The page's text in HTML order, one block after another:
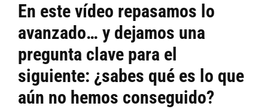
En este vídeo repasamos lo
avanzado… y dejamos una
pregunta clave para el
siguiente: ¿sabes qué es lo que
aún no hemos conseguido?